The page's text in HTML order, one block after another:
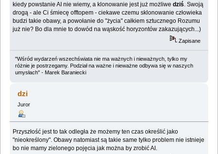
kiedy powstanie AI nie wiemy, a klonowanie jest już możliwedziś. Swoją
drogą - ale Ci śmiecę offtopem - ciekawe czemu sklonowanie człowieka
budzi takie obawy, a powołanie do "życia" całkiem sztucznego Rozumu
już nie? Bo dla mnie to dowód na wąskość horyzontów zakazujących...)
Zapisane
"Wśród wydarzeń wszechświata nie ma ważnych i nieważnych, tylko my
różnie je postrzegamy. Podział na ważne i nieważne odbywa się w naszych
umysłach" - Marek Baraniecki
dzi
Juror
Przyszłość jest to tak odległa że możemy ten czas określić jako
"nieokreślony". Obawy natomiast są takie same tylko problem nie istnieje
bo nie mamy zielonego pojęcia jak można by zrobić AI.